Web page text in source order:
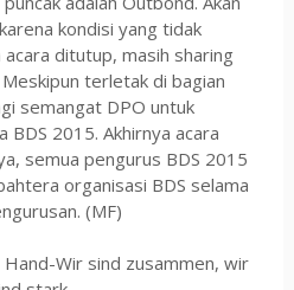
kondisi yang tidak
acara ditutup, masih sharing
terletak di bagian
semangat DPO untuk
BDS 2015. Akhirnya acara
semua pengurus BDS 2015
organisasi BDS selama
(MF)
Wir sind zusammen, wir